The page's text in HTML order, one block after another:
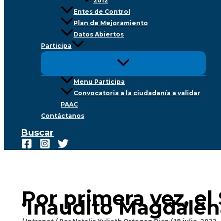
Entes de Control
Plan de Mejoramiento
Datos Abiertos
Participa
Menu Participa
Convocatoria a la ciudadanía a validar
PAAC
Contáctanos
Buscar
Por primera vez,
‘Inaudito